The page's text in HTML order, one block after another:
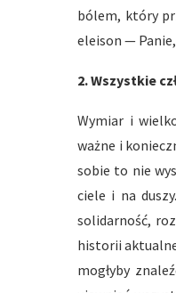
bólem, który
eleison —
2.Wszystkie
Wymiar i
ważne i
sobie to nie
ciele i na
solidarność,
historii
mogłyby